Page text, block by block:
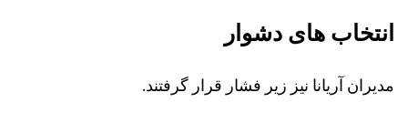
انتخاب های دشوار
مدیران آریانا نیز زیر فشار قرار گرفتند.